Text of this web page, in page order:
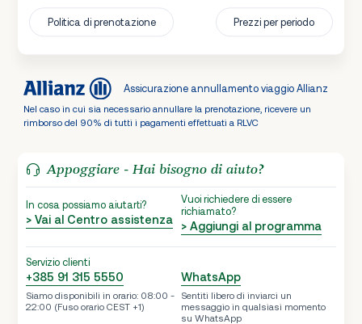
Politica di prenotazione Prezzi per periodo
Assicurazione annullamento viaggio Allianz
Nel caso in cui sia necessario annullare la prenotazione, ricevere un
rimborso del 90% di tutti i pagamenti effettuati a RLVC
Appoggiare - Hai bisogno di aiuto?
In cosa possiamo aiutarti?
> Vai al Centro assistenza
Vuoi richiedere di essere
richiamato?
> Aggiungi al programma
Servizio clienti
+385 91 315 5550
Siamo disponibili in orario: 08:00 -
22:00 (Fuso orario CEST +1)
WhatsApp
Sentiti libero di inviarci un
messaggio in qualsiasi momento
su WhatsApp